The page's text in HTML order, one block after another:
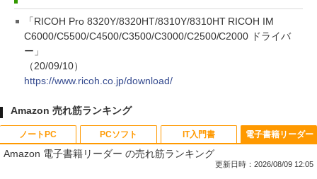
「RICOH Pro 8320Y/8320HT/8310Y/8310HT RICOH IM
C6000/C5500/C4500/C3500/C3000/C2500/C2000 ドライバ
ー」
（20/09/10）
https://www.ricoh.co.jp/download/
Amazon 売れ筋ランキング
ノートPC PCソフト IT入門書 電子書籍リーダー
Amazon 電子書籍リーダー の売れ筋ランキング
更新日時：2026/08/09 12:05